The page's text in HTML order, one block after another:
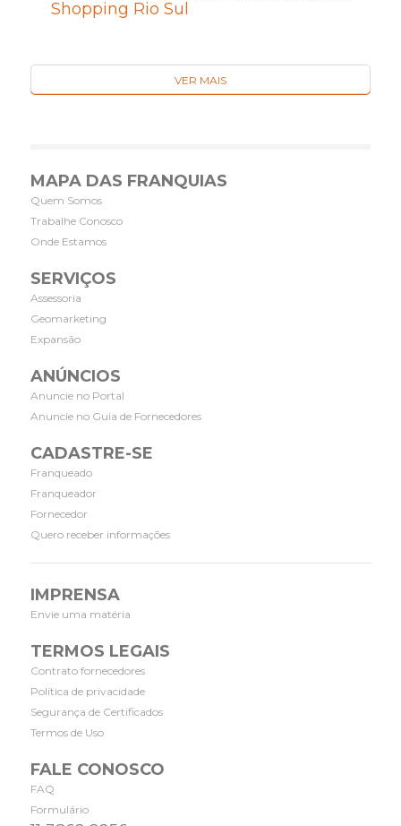
Shopping Rio Sul
VER MAIS
MAPA DAS FRANQUIAS
Quem Somos
Trabalhe Conosco
Onde Estamos
SERVIÇOS
Assessoria
Geomarketing
Expansão
ANÚNCIOS
Anuncie no Portal
Anuncie no Guia de Fornecedores
CADASTRE-SE
Franqueado
Franqueador
Fornecedor
Quero receber informações
IMPRENSA
Envie uma matéria
TERMOS LEGAIS
Contrato fornecedores
Política de privacidade
Segurança de Certificados
Termos de Uso
FALE CONOSCO
FAQ
Formulário